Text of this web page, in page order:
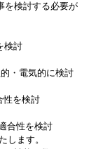
を検討する必要が
検討
・電気的に検討
性を検討
合性を検討
します。